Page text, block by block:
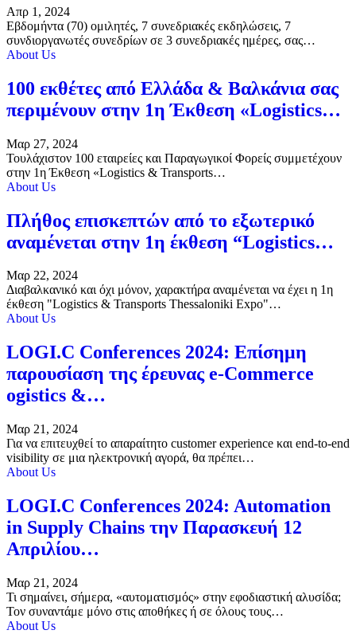
Απρ 1, 2024
Εβδομήντα (70) ομιλητές, 7 συνεδριακές εκδηλώσεις, 7
συνδιοργανωτές συνεδρίων σε 3 συνεδριακές ημέρες, σας…
About Us
100 εκθέτες από Ελλάδα & Βαλκάνια σας
περιμένουν στην 1η Έκθεση «Logistics…
Μαρ 27, 2024
Τουλάχιστον 100 εταιρείες και Παραγωγικοί Φορείς συμμετέχουν
στην 1η Έκθεση «Logistics & Transports…
About Us
Πλήθος επισκεπτών από το εξωτερικό
αναμένεται στην 1η έκθεση “Logistics…
Μαρ 22, 2024
Διαβαλκανικό και όχι μόνον, χαρακτήρα αναμένεται να έχει η 1η
έκθεση "Logistics & Transports Thessaloniki Expo"…
About Us
LOGI.C Conferences 2024: Επίσημη
παρουσίαση της έρευνας e-Commerce
ogistics &…
Μαρ 21, 2024
Για να επιτευχθεί το απαραίτητο customer experience και end-to-end
visibility σε μια ηλεκτρονική αγορά, θα πρέπει…
About Us
LOGI.C Conferences 2024: Automation
in Supply Chains την Παρασκευή 12
Απριλίου…
Μαρ 21, 2024
Τι σημαίνει, σήμερα, «αυτοματισμός» στην εφοδιαστική αλυσίδα;
Τον συναντάμε μόνο στις αποθήκες ή σε όλους τους…
About Us